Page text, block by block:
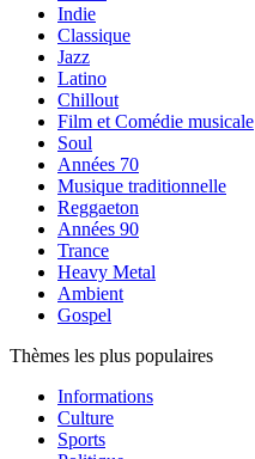
Indie
Classique
Jazz
Latino
Chillout
Film et Comédie musicale
Soul
Années 70
Musique traditionnelle
Reggaeton
Années 90
Trance
Heavy Metal
Ambient
Gospel
Thèmes les plus populaires
Informations
Culture
Sports